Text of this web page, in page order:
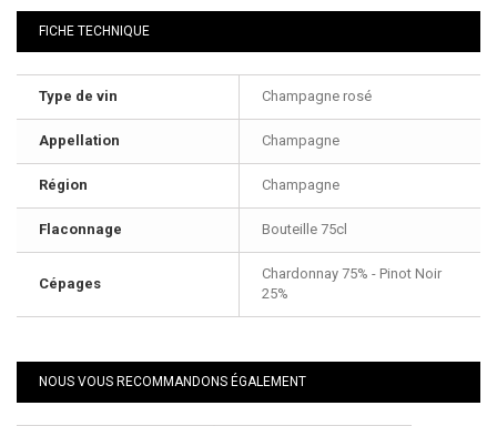
FICHE TECHNIQUE
Type de vin Champagne rosé
Appellation Champagne
Région Champagne
Flaconnage Bouteille 75cl
Cépages
Chardonnay 75% - Pinot Noir
25%
NOUS VOUS RECOMMANDONS ÉGALEMENT